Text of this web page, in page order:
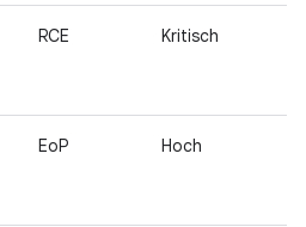
RCE Kritisch
EoP Hoch